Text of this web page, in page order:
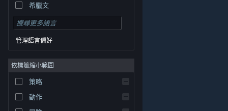
權人在美國與其它國家（地區）之財產。
Cookie
希臘文
管理語言偏好
依標籤縮小範圍
策略
動作